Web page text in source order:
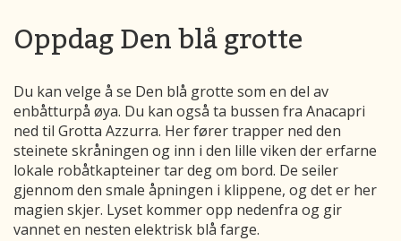
Oppdag Den blå grotte
Du kan velge å se Den blå grotte som en del av
enbåtturpå øya. Du kan også ta bussen fra Anacapri
ned til Grotta Azzurra. Her fører trapper ned den
steinete skråningen og inn i den lille viken der erfarne
lokale robåtkapteiner tar deg om bord. De seiler
gjennom den smale åpningen i klippene, og det er her
magien skjer. Lyset kommer opp nedenfra og gir
vannet en nesten elektrisk blå farge.